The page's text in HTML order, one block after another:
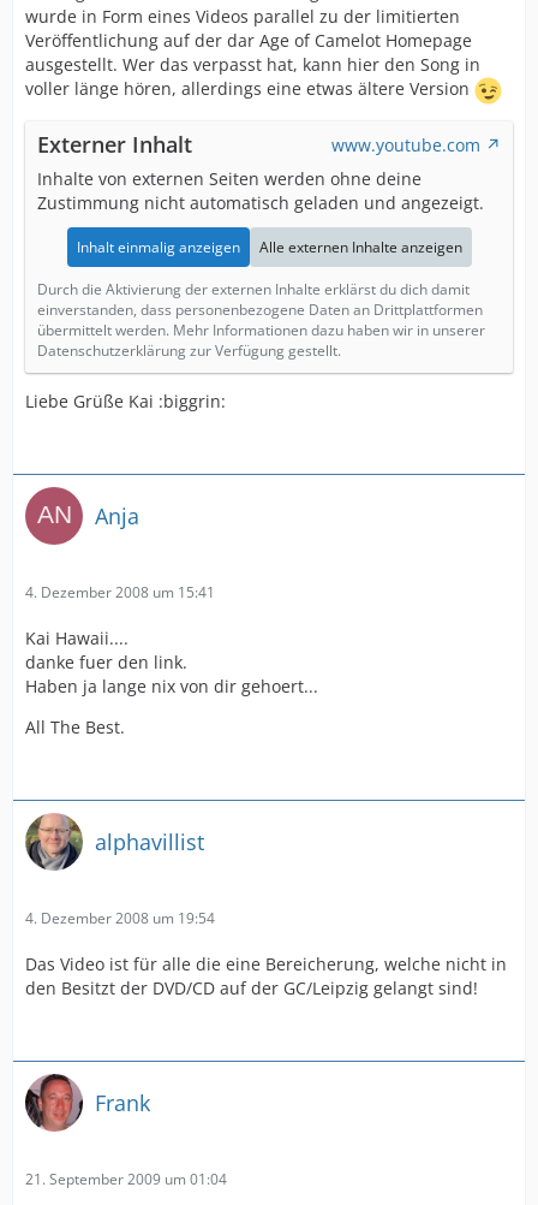
wurde in Form eines Videos parallel zu der limitierten
Veröffentlichung auf der dar Age of Camelot Homepage
ausgestellt. Wer das verpasst hat, kann hier den Song in
voller länge hören, allerdings eine etwas ältere Version
Externer Inhalt
www.youtube.com
Inhalte von externen Seiten werden ohne deine
Zustimmung nicht automatisch geladen und angezeigt.
Inhalt einmalig anzeigen Alle externen Inhalte anzeigen
Durch die Aktivierung der externen Inhalte erklärst du dich damit
einverstanden, dass personenbezogene Daten an Drittplattformen
übermittelt werden. Mehr Informationen dazu haben wir in unserer
Datenschutzerklärung zur Verfügung gestellt.
Liebe Grüße Kai :biggrin:
Anja
4. Dezember 2008 um 15:41
Kai Hawaii....
danke fuer den link.
Haben ja lange nix von dir gehoert...
All The Best.
alphavillist
4. Dezember 2008 um 19:54
Das Video ist für alle die eine Bereicherung, welche nicht in
den Besitzt der DVD/CD auf der GC/Leipzig gelangt sind!
Frank
21. September 2009 um 01:04